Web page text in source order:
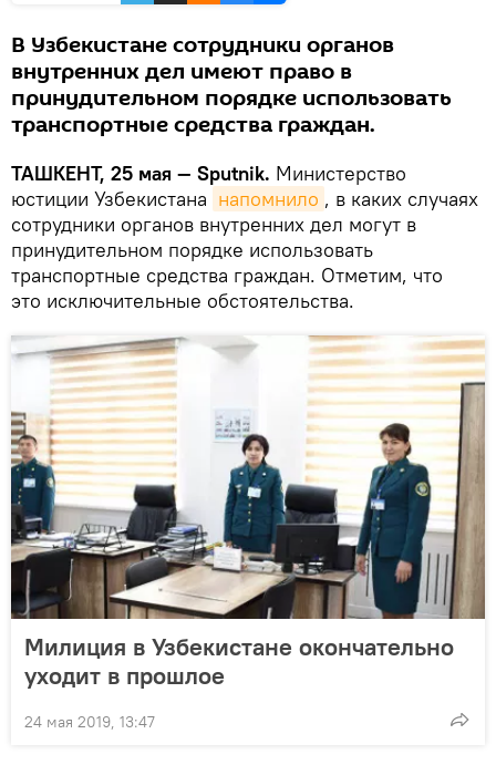
В Узбекистане сотрудники органов
внутренних дел имеют право в
принудительном порядке использовать
транспортные средства граждан.
ТАШКЕНТ, 25 мая — Sputnik. Министерство
юстиции Узбекистана напомнило , в каких случаях
сотрудники органов внутренних дел могут в
принудительном порядке использовать
транспортные средства граждан. Отметим, что
это исключительные обстоятельства.
Милиция в Узбекистане окончательно
уходит в прошлое
24 мая 2019, 13:47